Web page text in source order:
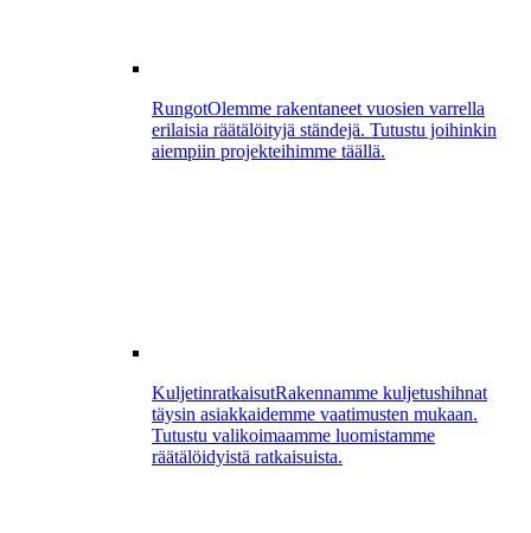
RungotOlemme rakentaneet vuosien varrella
erilaisia räätälöityjä ständejä. Tutustu joihinkin
aiempiin projekteihimme täällä.
KuljetinratkaisutRakennamme kuljetushihnat
täysin asiakkaidemme vaatimusten mukaan.
Tutustu valikoimaamme luomistamme
räätälöidyistä ratkaisuista.